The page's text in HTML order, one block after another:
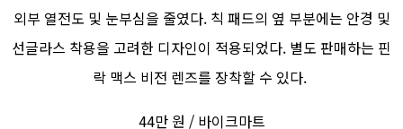
외부 열전도 및 눈부심을 줄였다. 칙 패드의 옆 부분에는 안경 및
선글라스 착용을 고려한 디자인이 적용되었다. 별도 판매하는 핀
락 맥스 비전 렌즈를 장착할 수 있다.
44만 원 / 바이크마트